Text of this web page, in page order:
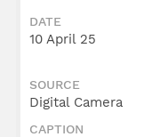
DATE
10 April 25
SOURCE
Digital Camera
CAPTION